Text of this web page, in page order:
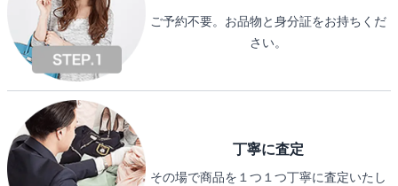
ご予約不要。お品物と身分証をお持ちくだ
さい。
丁寧に査定
その場で商品を１つ１つ丁寧に査定いたし